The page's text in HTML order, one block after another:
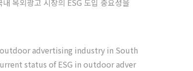
옥외광고 시장의 ESG 도입 중요성을
advertising industry in South
status of ESG in outdoor adver